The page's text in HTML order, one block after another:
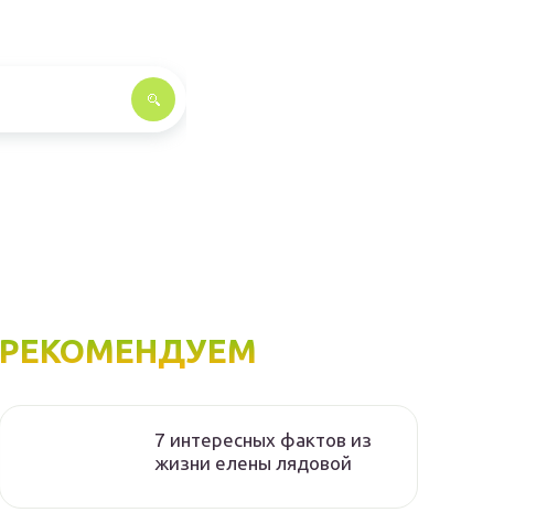
РЕКОМЕНДУЕМ
7 интересных фактов из
жизни елены лядовой